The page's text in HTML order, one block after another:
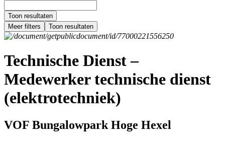
Toon resultaten
Meer filters
Toon resultaten
Technische Dienst –
Medewerker technische dienst
(elektrotechniek)
VOF Bungalowpark Hoge Hexel